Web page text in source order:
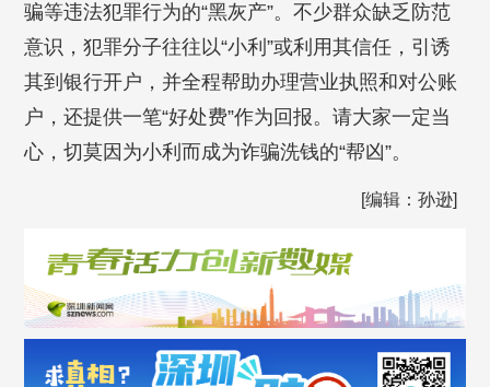
骗等违法犯罪行为的“黑灰产”。不少群众缺乏防范
意识，犯罪分子往往以“小利”或利用其信任，引诱
其到银行开户，并全程帮助办理营业执照和对公账
户，还提供一笔“好处费”作为回报。请大家一定当
心，切莫因为小利而成为诈骗洗钱的“帮凶”。
[编辑：孙逊]